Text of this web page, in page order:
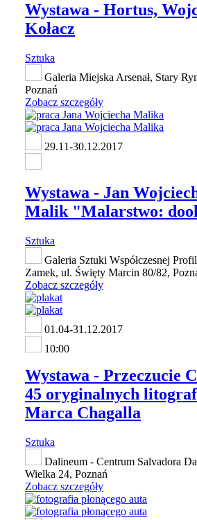
Wystawa - Hortus,
Kołacz
Sztuka
Galeria Miejska Arsenał, Stary
Poznań
Zobacz szczegóły
29.11-30.12.2017
Wystawa - Jan
Malik "Malarstwo:
Sztuka
Galeria Sztuki Współczesnej
Zamek, ul. Święty Marcin 80/82,
Zobacz szczegóły
01.04-31.12.2017
10:00
Wystawa - Przeczucie
45 oryginalnych
Marca Chagalla
Sztuka
Dalineum - Centrum Salvadora
Wielka 24, Poznań
Zobacz szczegóły